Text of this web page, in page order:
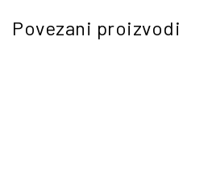
Povezani proizvodi